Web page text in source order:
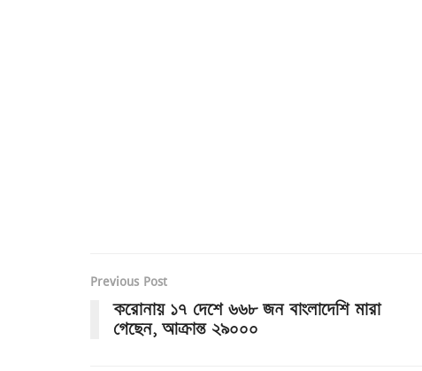
Previous Post
করোনায় ১৭ দেশে ৬৬৮ জন বাংলাদেশি মারা
গেছেন, আক্রান্ত ২৯০০০